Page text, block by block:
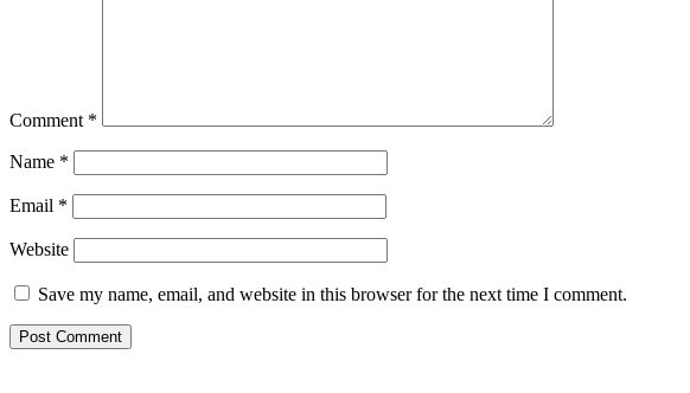
Comment *
Name *
Email *
Website
Save my name, email, and website in this browser for the next time I comment.